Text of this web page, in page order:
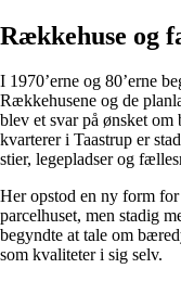
Rækkehuse og
I 1970’erne og 80’erne
Rækkehusene og de
blev et svar på ønsket
kvarterer i Taastrup er
stier, legepladser og
Her opstod en ny form
parcelhuset, men stadig
begyndte at tale om
som kvaliteter i sig selv.